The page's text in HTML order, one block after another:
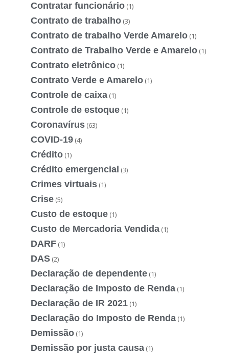
Contratar funcionário (1)
Contrato de trabalho (3)
Contrato de trabalho Verde Amarelo (1)
Contrato de Trabalho Verde e Amarelo (1)
Contrato eletrônico (1)
Contrato Verde e Amarelo (1)
Controle de caixa (1)
Controle de estoque (1)
Coronavírus (63)
COVID-19 (4)
Crédito (1)
Crédito emergencial (3)
Crimes virtuais (1)
Crise (5)
Custo de estoque (1)
Custo de Mercadoria Vendida (1)
DARF (1)
DAS (2)
Declaração de dependente (1)
Declaração de Imposto de Renda (1)
Declaração de IR 2021 (1)
Declaração do Imposto de Renda (1)
Demissão (1)
Demissão por justa causa (1)